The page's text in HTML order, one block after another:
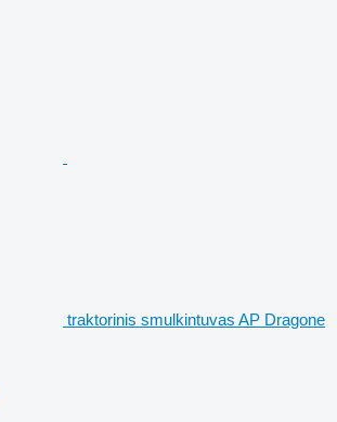
traktorinis smulkintuvas AP Dragone